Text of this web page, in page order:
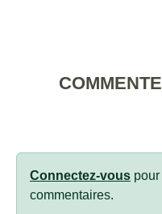
Connectez-vous
commentaires.